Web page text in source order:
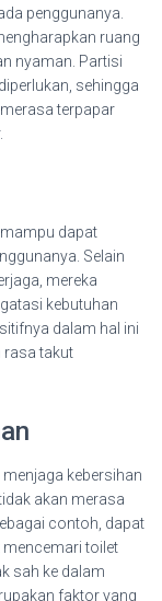
penggunanya.
ruang
nyaman. Partisi
sehingga
terpapar
dapat
Selain
mereka
kebutuhan
dalam hal ini
rasa takut
kebersihan
akan merasa
contoh, dapat
toilet
sah ke dalam
faktor yang